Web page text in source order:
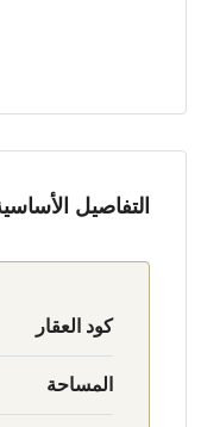
التفاصيل
كود العقار
المساحة